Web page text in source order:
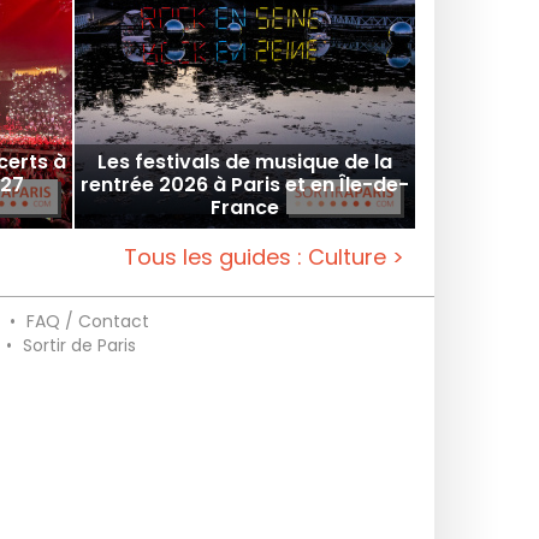
à
Les festivals de musique de la
rentrée 2026 à Paris et en Île-de-
France
Tous les guides : Culture >
• FAQ / Contact
• Sortir de Paris